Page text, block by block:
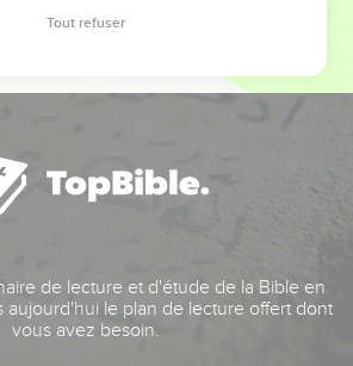
de lecture et d'étude de la Bible en
aujourd'hui le plan de lecture offert dont
vous avez besoin.
Tout refuser